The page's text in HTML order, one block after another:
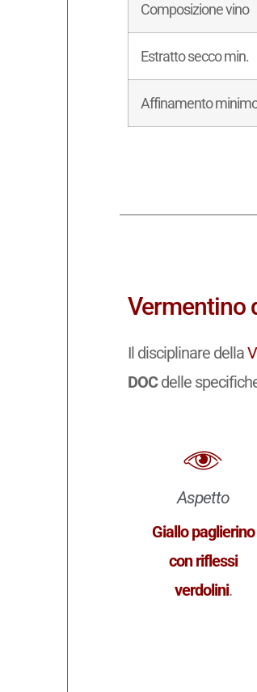
Composizione vino
Estratto secco min.
Affinamento
Vermentino
Il disciplinare della
DOCdelle
Aspetto
Giallo paglierino
con riflessi
verdolini.